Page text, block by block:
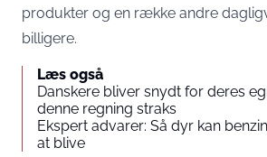
produkter og en række andre
billigere.
Læs også
Danskere bliver snydt for deres
denne regning straks
Ekspert advarer: Så dyr kan
at blive